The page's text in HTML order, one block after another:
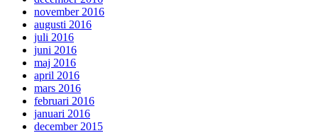
november 2016
augusti 2016
juli 2016
juni 2016
maj 2016
april 2016
mars 2016
februari 2016
januari 2016
december 2015